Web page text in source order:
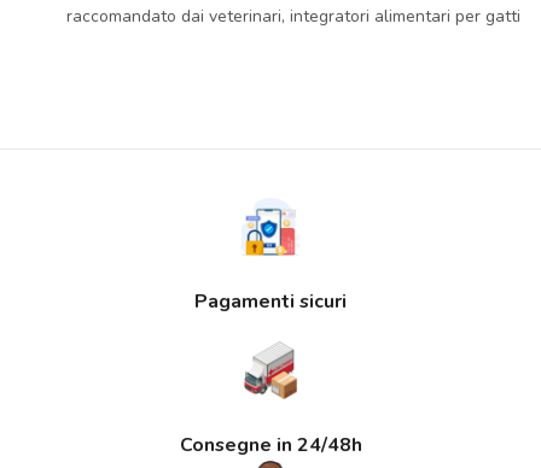
raccomandato dai veterinari, integratori alimentari per gatti
Pagamenti sicuri
Consegne in 24/48h